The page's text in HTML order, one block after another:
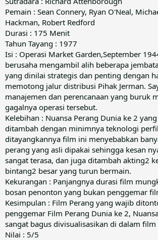
Pemain : Sean Connery, Ryan O'Neal,
Hackman, Robert Redford
Durasi : 175 Menit
Tahun Tayang : 1977
Isi : Operasi Market Garden,September
berusaha mengambil alih beberapa
yang dinilai strategis dan penting dengan
memotong jalur distribusi Pihak Jerman.
manajemen dan perencanaan yang buruk
gagalnya operasi tersebut.
Kelebihan : Nuansa Perang Dunia ke 2
ditambah dengan minimnya teknologi
ditayangkannya film ini menyebabkan
perang yang asli dipakai sehingga kesan
sangat terasa, dan juga ditambah akting2
bintang2 besar yang turun bermain.
Kekurangan : Panjangnya durasi film
bosan penonton yang bukan penggemar
Kesimpulan : Film Perang yang wajib
penggemar Film Perang Dunia ke 2,
sangat bagus divisualisasikan di dalam film
Nilai : 5/5